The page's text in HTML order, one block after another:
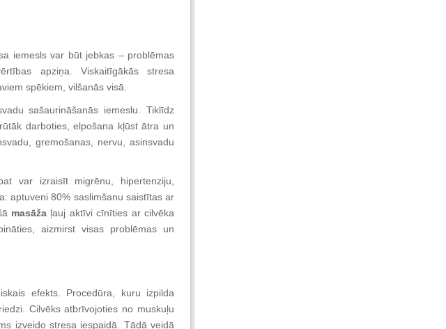
iemesls var būt jebkas – problēmas
apziņa. Viskaitīgākās stresa
spēkiem, vilšanās visā.
sašaurināšanās iemeslu. Tiklīdz
darboties, elpošana kļūst ātra un
gremošanas, nervu, asinsvadu
var izraisīt migrēnu, hipertenziju,
aptuveni 80% saslimšanu saistītas ar
masāžaļauj aktīvi cīnīties ar cilvēka
aizmirst visas problēmas un
efekts. Procedūra, kuru izpilda
Cilvēks atbrīvojoties no muskuļu
izveido stresa iespaidā. Tādā veidā